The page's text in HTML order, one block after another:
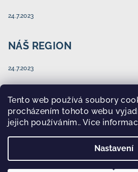
Tento web používá soubory
procházením tohoto webu
jejich používáním.. Více
Nastavení
24.7.2023
NÁŠ REGION
24.7.2023
Facebook